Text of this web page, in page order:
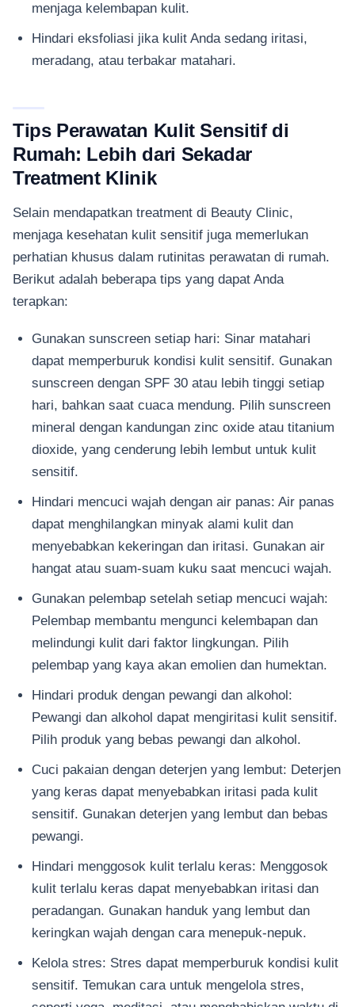
menjaga kelembapan kulit.
Hindari eksfoliasi jika kulit Anda sedang iritasi,
meradang, atau terbakar matahari.
Tips Perawatan Kulit Sensitif di
Rumah: Lebih dari Sekadar
Treatment Klinik
Selain mendapatkan treatment di Beauty Clinic,
menjaga kesehatan kulit sensitif juga memerlukan
perhatian khusus dalam rutinitas perawatan di rumah.
Berikut adalah beberapa tips yang dapat Anda
terapkan:
Gunakan sunscreen setiap hari: Sinar matahari
dapat memperburuk kondisi kulit sensitif. Gunakan
sunscreen dengan SPF 30 atau lebih tinggi setiap
hari, bahkan saat cuaca mendung. Pilih sunscreen
mineral dengan kandungan zinc oxide atau titanium
dioxide, yang cenderung lebih lembut untuk kulit
sensitif.
Hindari mencuci wajah dengan air panas: Air panas
dapat menghilangkan minyak alami kulit dan
menyebabkan kekeringan dan iritasi. Gunakan air
hangat atau suam-suam kuku saat mencuci wajah.
Gunakan pelembap setelah setiap mencuci wajah:
Pelembap membantu mengunci kelembapan dan
melindungi kulit dari faktor lingkungan. Pilih
pelembap yang kaya akan emolien dan humektan.
Hindari produk dengan pewangi dan alkohol:
Pewangi dan alkohol dapat mengiritasi kulit sensitif.
Pilih produk yang bebas pewangi dan alkohol.
Cuci pakaian dengan deterjen yang lembut: Deterjen
yang keras dapat menyebabkan iritasi pada kulit
sensitif. Gunakan deterjen yang lembut dan bebas
pewangi.
Hindari menggosok kulit terlalu keras: Menggosok
kulit terlalu keras dapat menyebabkan iritasi dan
peradangan. Gunakan handuk yang lembut dan
keringkan wajah dengan cara menepuk-nepuk.
Kelola stres: Stres dapat memperburuk kondisi kulit
sensitif. Temukan cara untuk mengelola stres,